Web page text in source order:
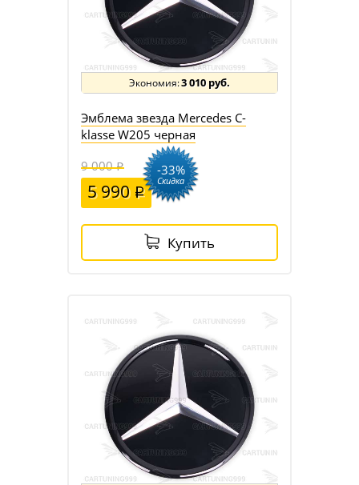
3 010 руб.
Эмблема звезда Mercedes C-
klasse W205 черная
9 000
5 990
-33%
Скидка
Купить